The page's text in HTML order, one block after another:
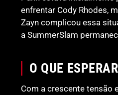
enfrentar Cody Rhodes,
Zayn complicou essa
a SummerSlam
O QUE ESPERAR
Com a crescente tensão